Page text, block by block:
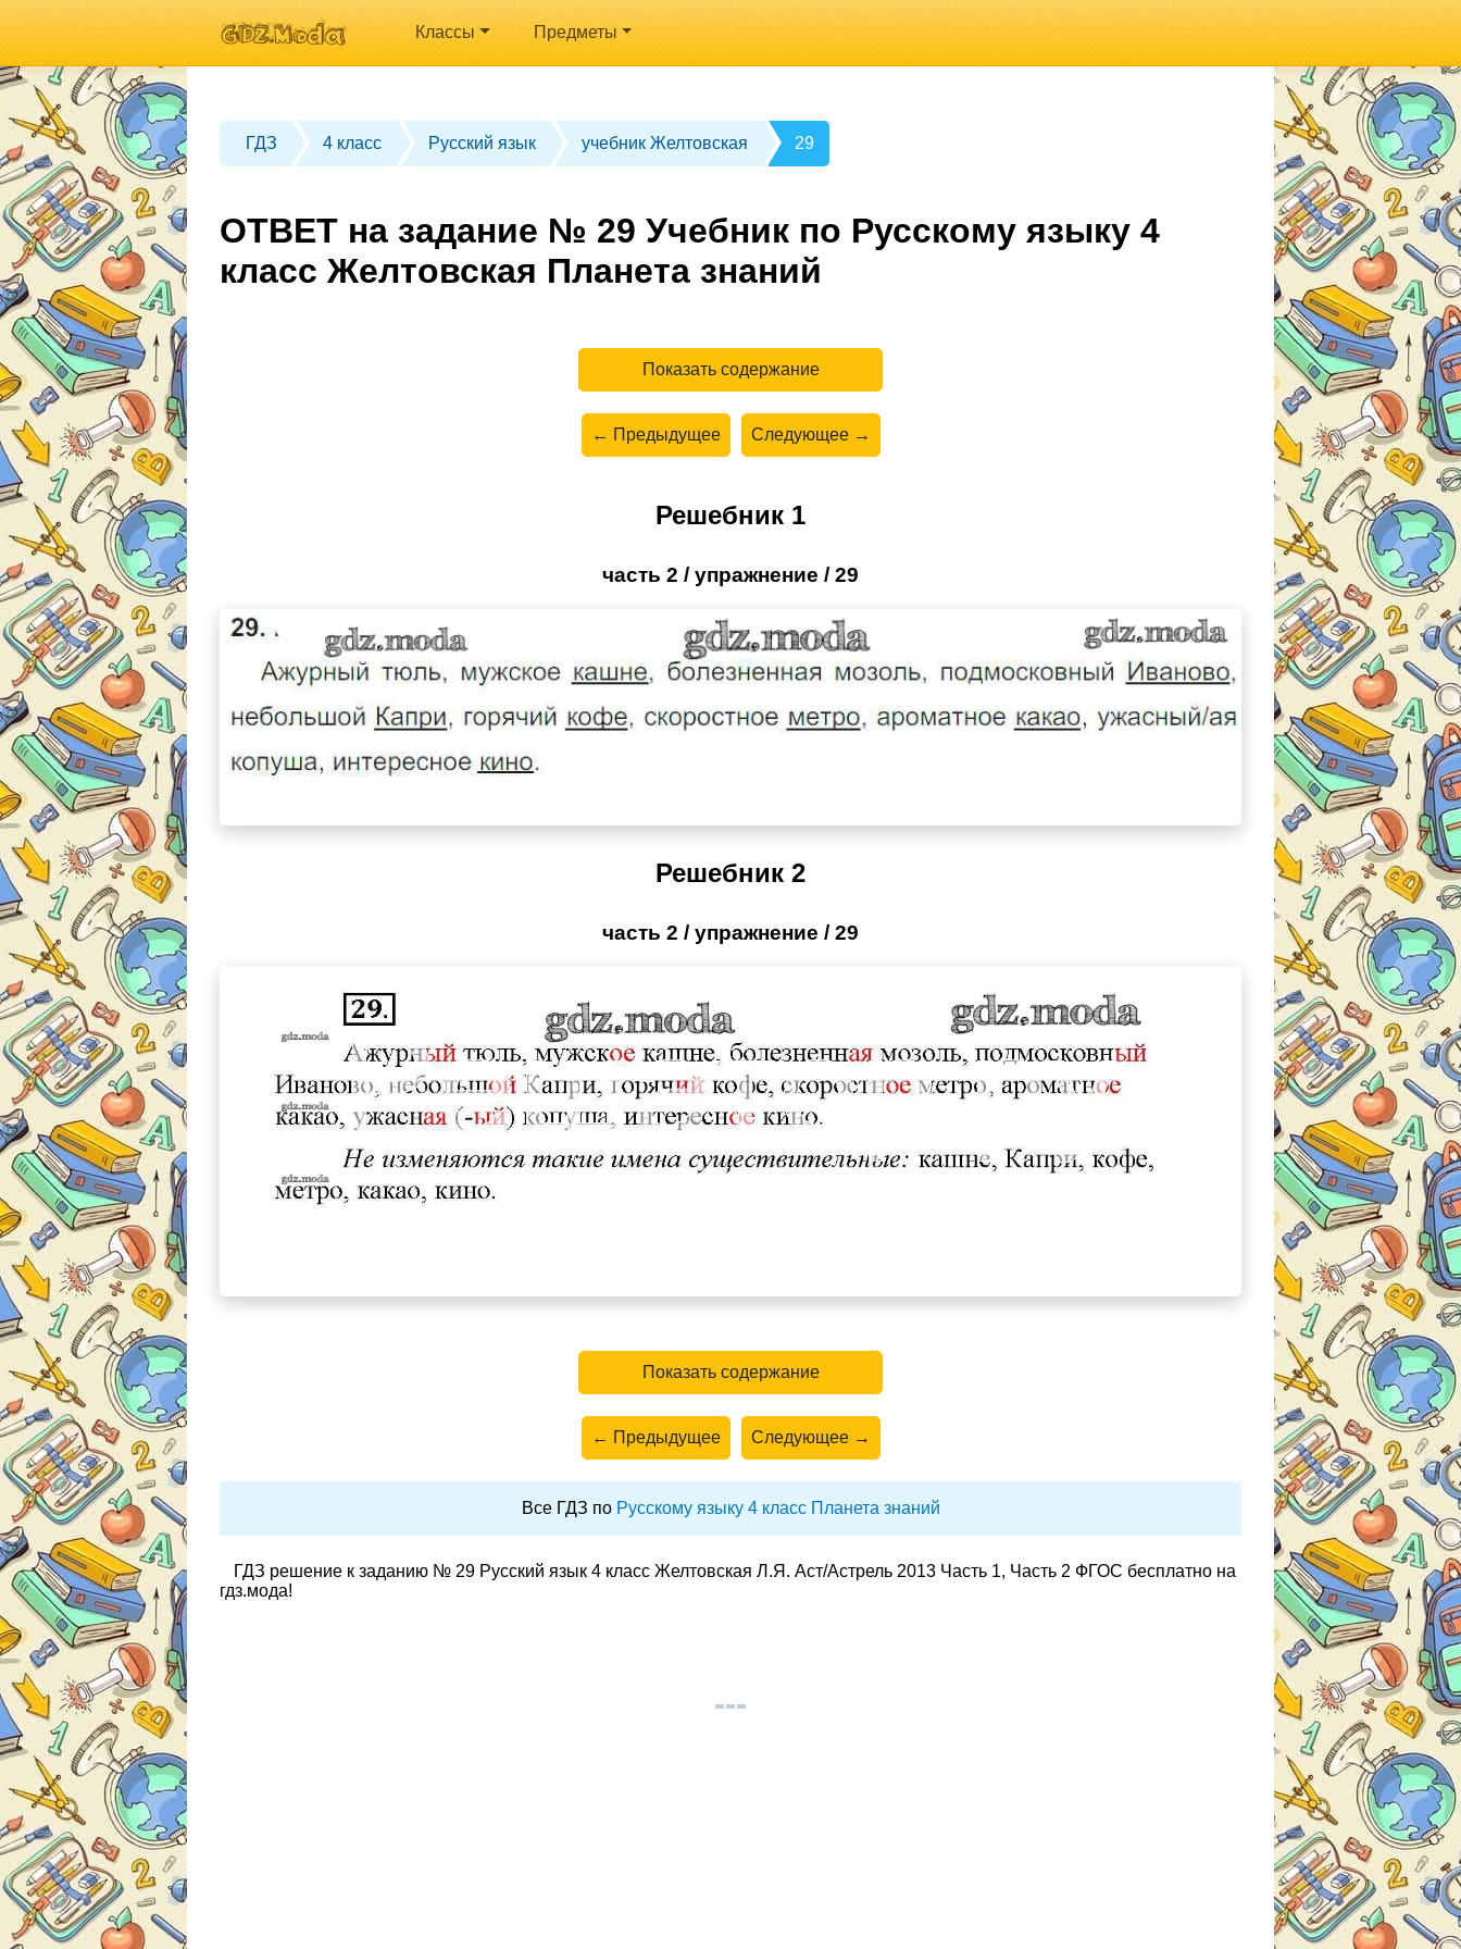
Классы Предметы
ГДЗ 4 класс Русский язык учебник Желтовская 29
ОТВЕТ на задание № 29 Учебник по Русскому языку 4
класс Желтовская Планета знаний
Показать содержание
← Предыдущее Следующее →
Решебник 1
часть 2 / упражнение / 29
Решебник 2
часть 2 / упражнение / 29
Показать содержание
← Предыдущее Следующее →
Все ГДЗ по Русскому языку 4 класс Планета знаний
ГДЗ решение к заданию № 29 Русский язык 4 класс Желтовская Л.Я. Аст/Астрель 2013 Часть 1, Часть 2 ФГОС бесплатно на
гдз.мода!